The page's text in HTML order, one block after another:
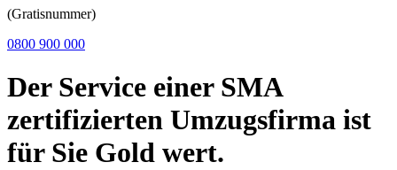
(Gratisnummer)
0800 900 000
Der Service einer SMA
zertifizierten Umzugsfirma ist
für Sie Gold wert.